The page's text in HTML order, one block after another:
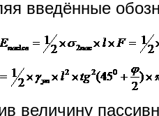
введённые
величину